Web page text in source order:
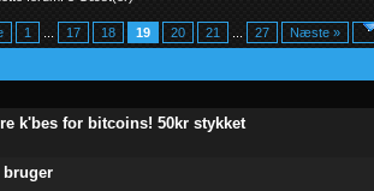
1 17 18 19 20 21 27 Næste »
k'bes for bitcoins! 50kr stykket
- 0 ud af 5 i gennemsnit
1 23 45
bruger
- 0 ud af 5 i gennemsnit